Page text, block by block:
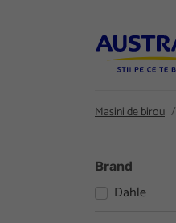
Masini de birou
Brand
Dahle